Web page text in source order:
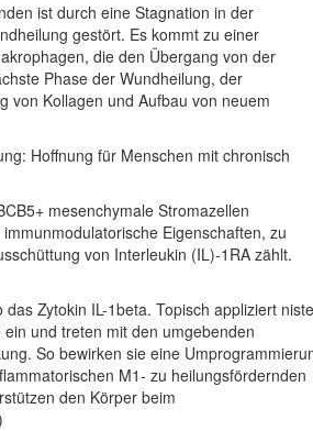
ist durch eine Stagnation in der
gestört. Es kommt zu einer
die den Übergang von der
Phase der Wundheilung, der
von Kollagen und Aufbau von neuem
Hoffnung für Menschen mit chronisch
mesenchymale Stromazellen
Eigenschaften, zu
von Interleukin (IL)-1RA zählt.
Zytokin IL-1beta. Topisch appliziert
und treten mit den umgebenden
So bewirken sie eine
M1- zu heilungsfördernden
den Körper beim